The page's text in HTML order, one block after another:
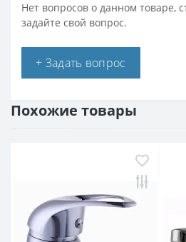
Нет вопросов о данном товаре,
задайте свой вопрос.
+ Задать вопрос
Похожие товары